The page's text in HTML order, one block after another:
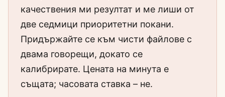
качествения ми резултат и ме лиши от
две седмици приоритетни покани.
Придържайте се към чисти файлове с
двама говорещи, докато се
калибрирате. Цената на минута е
същата; часовата ставка – не.